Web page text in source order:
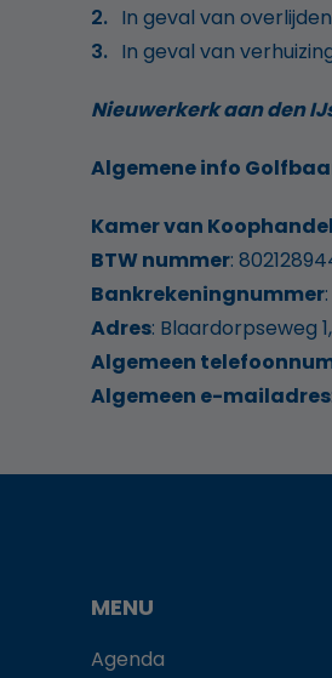
In geval van
In geval van
Nieuwerkerk aan den
Algemene info
Kamer van
BTW nummer:
Bankrekeningnummer
Adres: Blaardorpseweg
Algemeen
Algemeen e-mailadres
MENU
Agenda